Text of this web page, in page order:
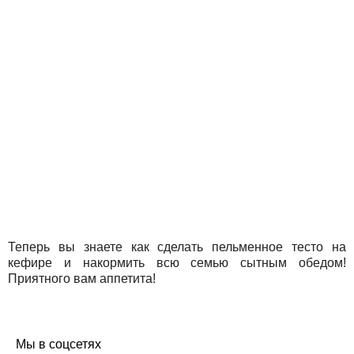
Теперь вы знаете как сделать пельменное тесто на
кефире и накормить всю семью сытным обедом!
Приятного вам аппетита!
Мы в соцсетях